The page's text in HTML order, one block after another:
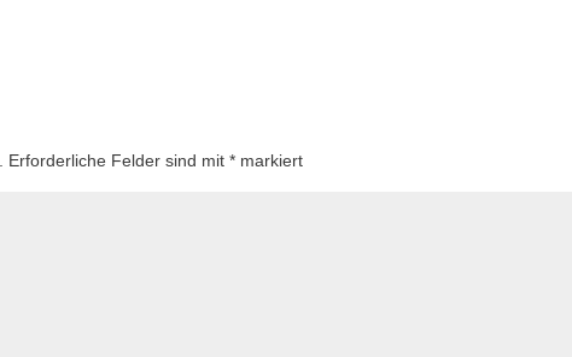
Erforderliche Felder sind mit* markiert